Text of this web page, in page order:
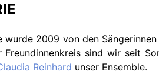
wurde 2009 von den
Freundinnenkreis sind wir seit
Reinhard unser Ensemble.